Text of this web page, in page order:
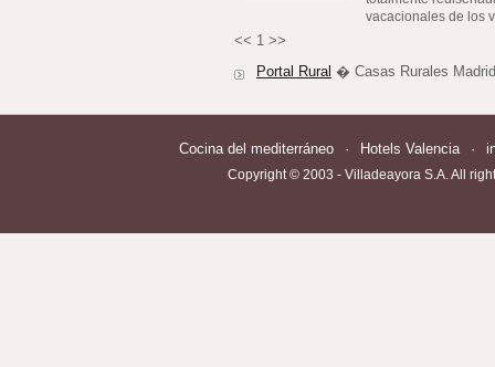
vacacionales de los
<< 1 >>
Portal Rural � Casas Rurales Madrid
Cocina del mediterráneo · Hotels Valencia ·
Copyright © 2003 - Villadeayora S.A. All